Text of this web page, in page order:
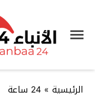
الرئيسية » 24 ساعة